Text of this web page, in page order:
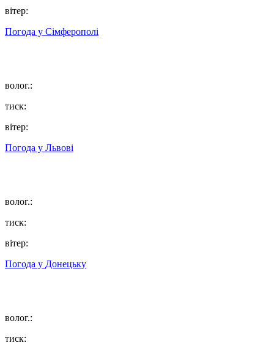
вітер:
Погода у Сімферополі
волог.:
тиск:
вітер:
Погода у Львові
волог.:
тиск:
вітер:
Погода у Донецьку
волог.:
тиск: